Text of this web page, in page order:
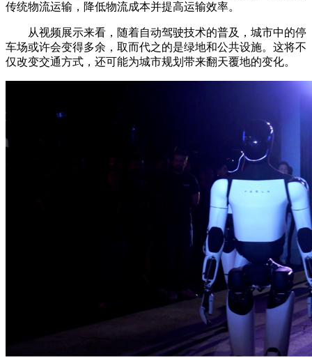
传统物流运输，降低物流成本并提高运输效率。
从视频展示来看，随着自动驾驶技术的普及，城市中的停
车场或许会变得多余，取而代之的是绿地和公共设施。这将不
仅改变交通方式，还可能为城市规划带来翻天覆地的变化。